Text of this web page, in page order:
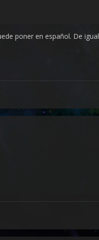
poner en español. De igual